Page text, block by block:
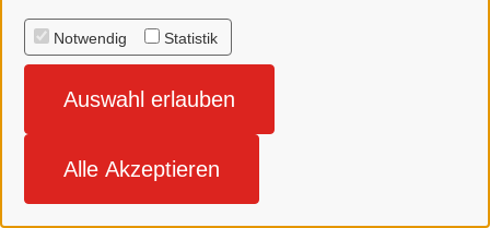
Notwendig Statistik
Auswahl erlauben
Alle Akzeptieren